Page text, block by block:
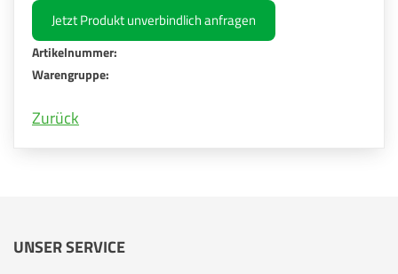
Jetzt Produkt unverbindlich anfragen
Artikelnummer:
Warengruppe:
Zurück
UNSER SERVICE